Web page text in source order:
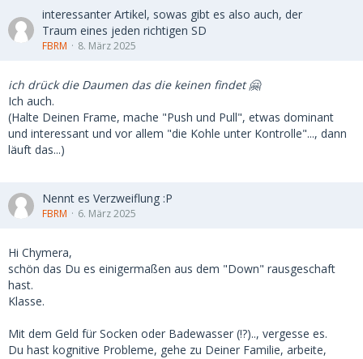
interessanter Artikel, sowas gibt es also auch, der
Traum eines jeden richtigen SD
FBRM 8. März 2025
ich drück die Daumen das die keinen findet 🤗
Ich auch.
(Halte Deinen Frame, mache "Push und Pull", etwas dominant
und interessant und vor allem "die Kohle unter Kontrolle"..., dann
läuft das...)
Nennt es Verzweiflung :P
FBRM 6. März 2025
Hi Chymera,
schön das Du es einigermaßen aus dem "Down" rausgeschaft
hast.
Klasse.
Mit dem Geld für Socken oder Badewasser (!?).., vergesse es.
Du hast kognitive Probleme, gehe zu Deiner Familie, arbeite,